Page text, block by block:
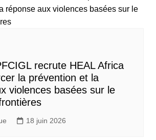
recrute HEAL Africa
la prévention et la
violences basées sur le
18 juin 2026